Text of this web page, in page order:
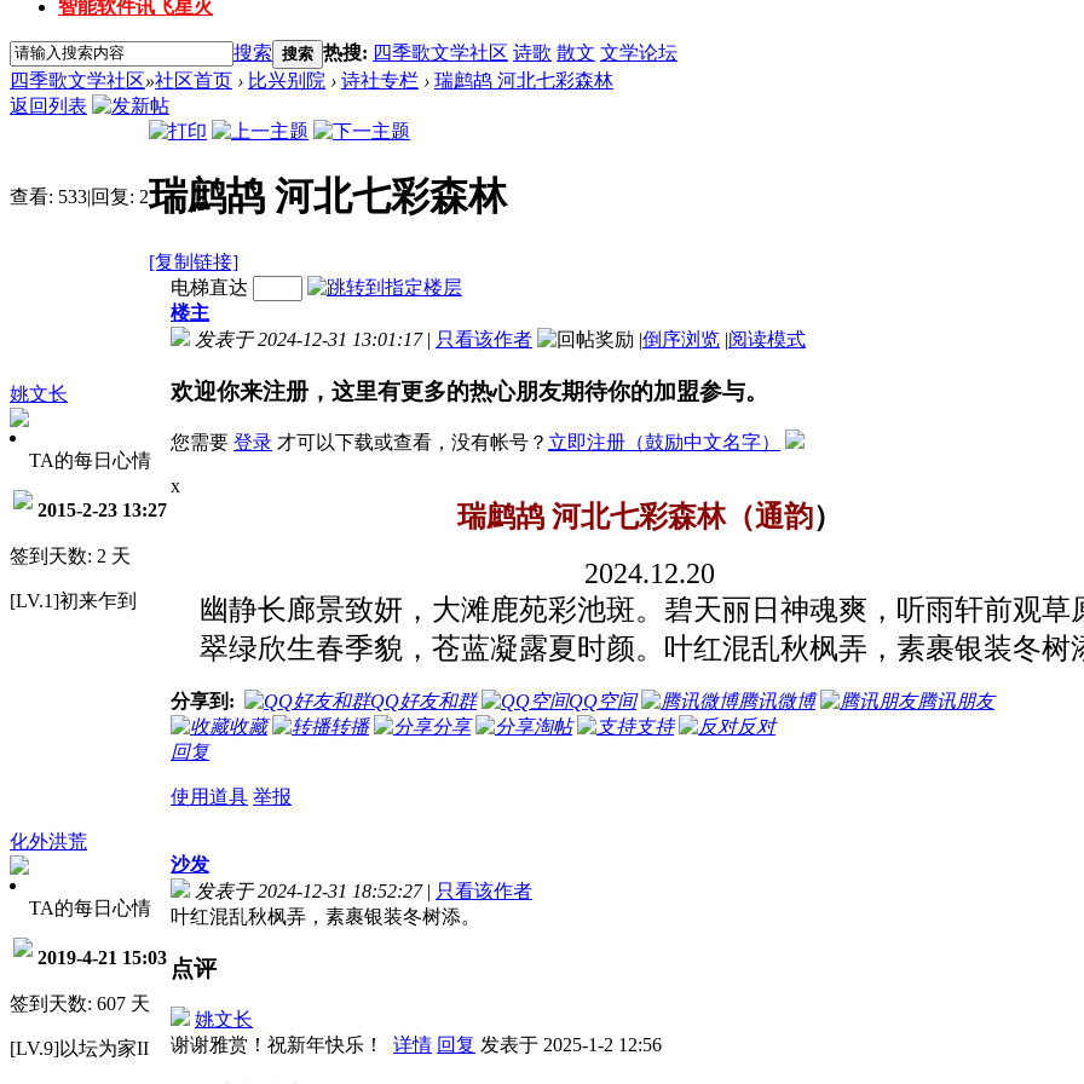
智能软件讯飞星火
搜索 搜索 热搜: 四季歌文学社区 诗歌 散文 文学论坛
四季歌文学社区»社区首页 › 比兴别院 › 诗社专栏 › 瑞鹧鸪 河北七彩森林
返回列表
查看: 533|回复: 2瑞鹧鸪 河北七彩森林
[复制链接]
姚文长
TA的每日心情
2015-2-23 13:27
签到天数: 2 天
[LV.1]初来乍到
电梯直达
楼主
发表于 2024-12-31 13:01:17 | 只看该作者 |倒序浏览 |阅读模式
欢迎你来注册，这里有更多的热心朋友期待你的加盟参与。
您需要 登录 才可以下载或查看，没有帐号？ 立即注册（鼓励中文名字）
x
瑞鹧鸪 河北七彩森林（通韵）
2024.12.20
幽静长廊景致妍，大滩鹿苑彩池斑。碧天丽日神魂爽，听雨轩前观草
翠绿欣生春季貌，苍蓝凝露夏时颜。叶红混乱秋枫弄，素裹银装冬树
分享到: QQ好友和群 QQ空间 腾讯微博
腾讯朋友
收藏
转播 分享 淘帖 支持
反对
回复
使用道具 举报
化外洪荒
TA的每日心情
2019-4-21 15:03
签到天数: 607 天
[LV.9]以坛为家II
沙发
发表于 2024-12-31 18:52:27 | 只看该作者
叶红混乱秋枫弄，素裹银装冬树添。
点评
姚文长
谢谢雅赏！祝新年快乐！ 详情 回复 发表于 2025-1-2 12:56